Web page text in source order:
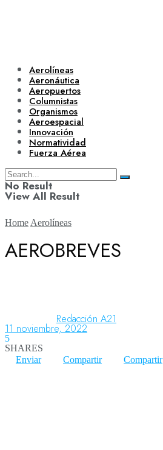
Aerolíneas
Aeronáutica
Aeropuertos
Columnistas
Organismos
Aeroespacial
Innovación
Normatividad
Fuerza Aérea
No Result
View All Result
Aeronáutica
Aeropuertos
Home Aerolíneas
AEROBREVES
Redacción A21
11 noviembre, 2022
5
SHARES
Enviar
Compartir Compartir